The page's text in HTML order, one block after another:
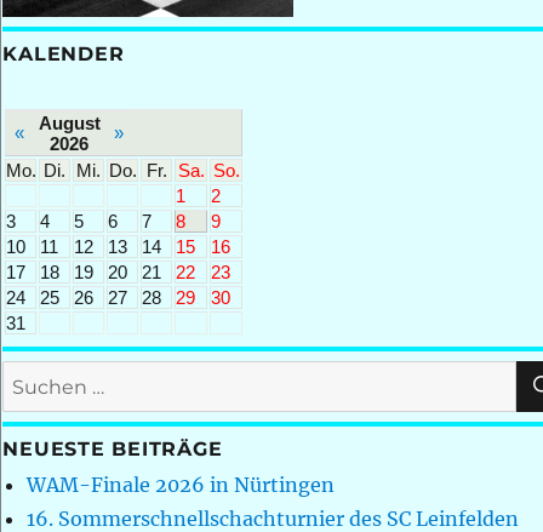
KALENDER
«
August
2026
»
Mo. Di. Mi. Do. Fr. Sa. So.
1
2
3
4 5 6 7 8
9
10
11 12 13 14 15
16
17
18 19 20 21 22
23
24
25 26 27 28 29
30
31
Suchen
nach:
NEUESTE BEITRÄGE
WAM-Finale 2026 in Nürtingen
16. Sommerschnellschachturnier des SC Leinfelden